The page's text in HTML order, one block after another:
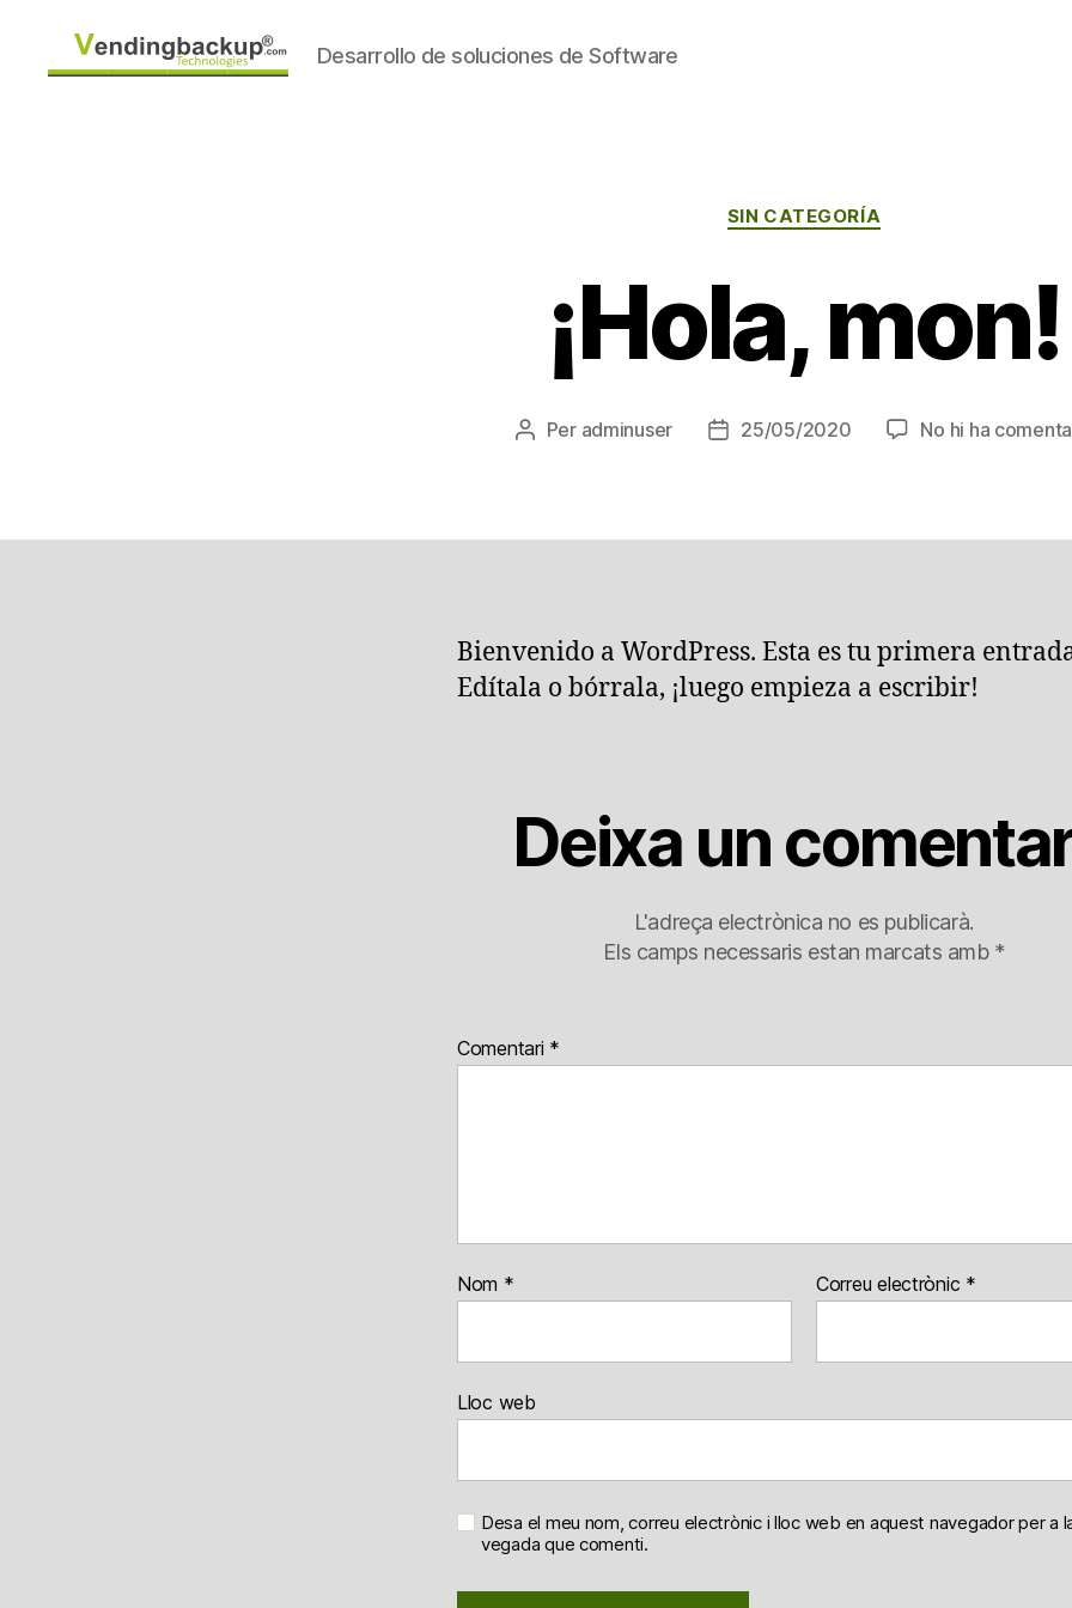
Desarrollo de soluciones de Software
Categories
SIN CATEGORÍA
¡Hola, mon!
Autor
Per adminuser
Data25/05/2020 No hi ha
Bienvenido a WordPress. Esta es tu primera
Edítala o bórrala, ¡luego empieza a escribir!
Deixa un
L'adreça electrònica no es publicarà.
Els camps necessaris estan marcats amb *
Comentari *
Nom * Correu electrònic *
Lloc web
Desa el meu nom, correu electrònic i lloc web en aquest navegador per a
vegada que comenti.